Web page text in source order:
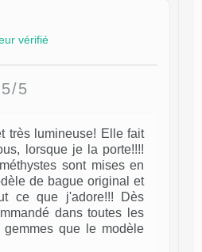
vérifié
5/5
très lumineuse! Elle fait
lorsque je la porte!!!!
sont mises en
de bague original et
ce que j'adore!!! Dès
dans toutes les
gemmes que le modèle